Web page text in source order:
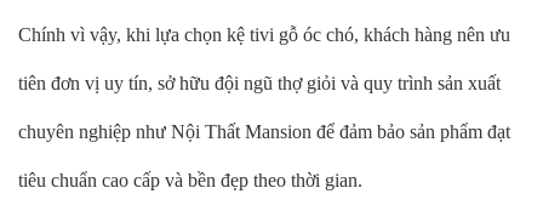
Chính vì vậy, khi lựa chọn kệ tivi gỗ óc chó, khách hàng nên ưu
tiên đơn vị uy tín, sở hữu đội ngũ thợ giỏi và quy trình sản xuất
chuyên nghiệp như Nội Thất Mansion để đảm bảo sản phẩm đạt
tiêu chuẩn cao cấp và bền đẹp theo thời gian.